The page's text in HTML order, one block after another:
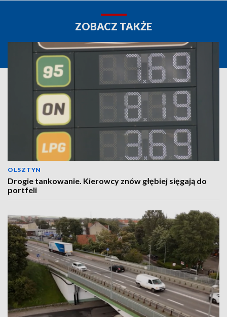
ZOBACZ TAKŻE
OLSZTYN
Drogie tankowanie. Kierowcy znów głębiej sięgają do
portfeli